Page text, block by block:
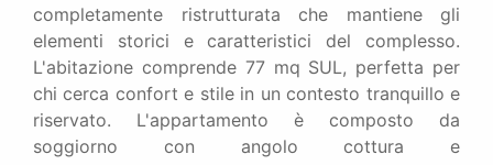
completamente ristrutturata che mantiene gli
elementi storici e caratteristici del complesso.
L'abitazione comprende 77 mq SUL, perfetta per
chi cerca confort e stile in un contesto tranquillo e
riservato. L'appartamento è composto da
soggiorno con angolo cottura e